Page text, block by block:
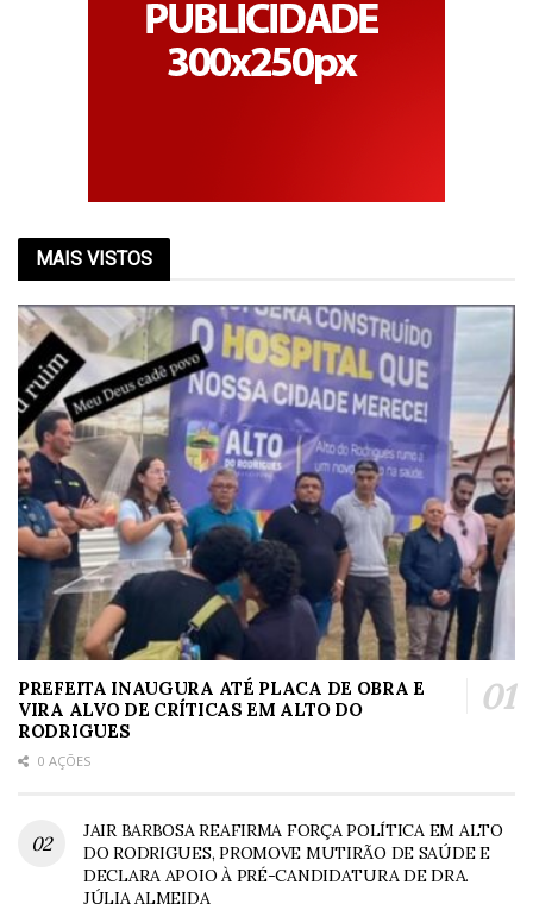
MAIS VISTOS
PREFEITA INAUGURA ATÉ PLACA DE OBRA E
VIRA ALVO DE CRÍTICAS EM ALTO DO
RODRIGUES
0 AÇÕES
JAIR BARBOSA REAFIRMA FORÇA POLÍTICA EM ALTO
DO RODRIGUES, PROMOVE MUTIRÃO DE SAÚDE E
DECLARA APOIO À PRÉ-CANDIDATURA DE DRA.
JÚLIA ALMEIDA